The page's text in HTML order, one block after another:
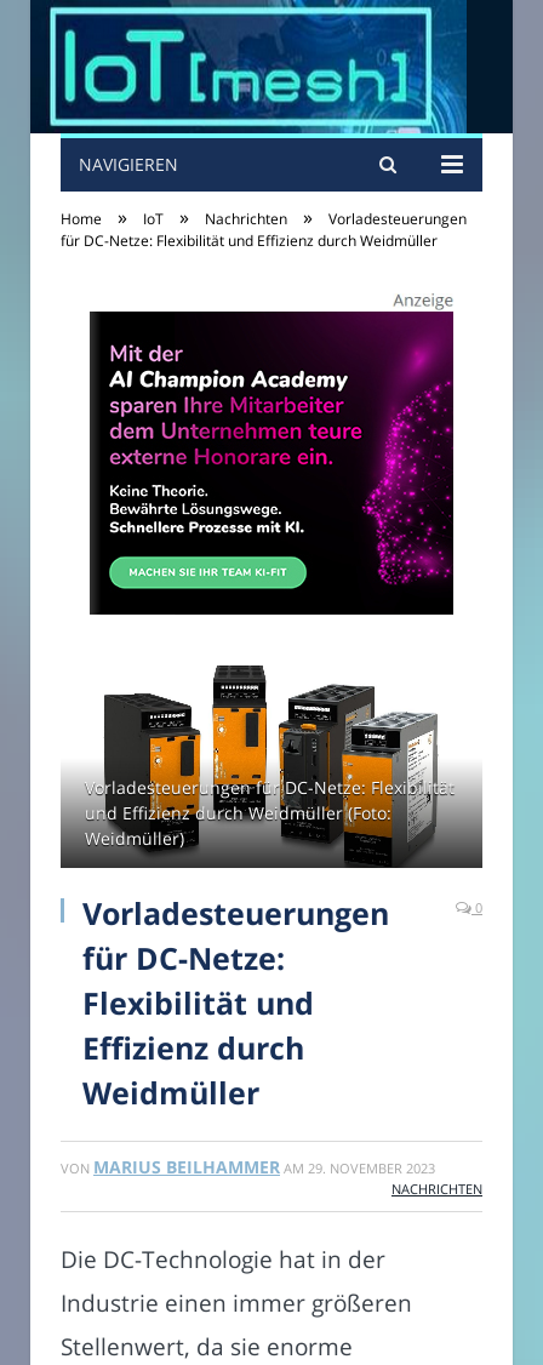
NAVIGIEREN
Home » IoT » Nachrichten »
Vorladesteuerungen
für DC-Netze: Flexibilität und Effizienz durch Weidmüller
Vorladesteuerungen für DC-Netze: Flexibilität
und Effizienz durch Weidmüller (Foto:
Weidmüller)
Vorladesteuerungen
für DC-Netze:
Flexibilität und
Effizienz durch
Weidmüller
0
VON MARIUS BEILHAMMER AM 29. NOVEMBER 2023
NACHRICHTEN
Die DC-Technologie hat in der
Industrie einen immer größeren
Stellenwert, da sie enorme